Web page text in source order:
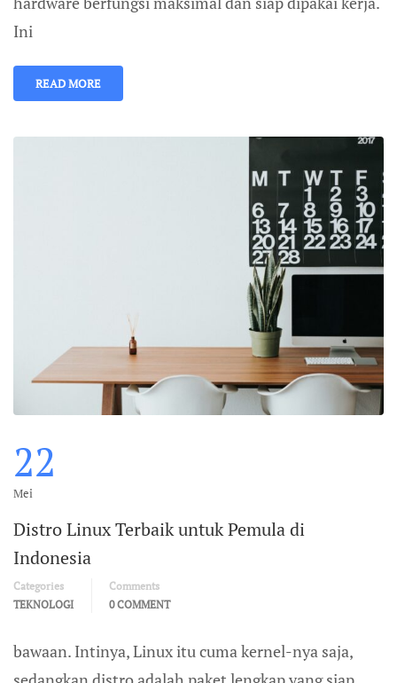
Ini
READ MORE
22
Mei
Distro Linux Terbaik untuk Pemula di
Indonesia
Categories
TEKNOLOGI
Comments
0 COMMENT
bawaan. Intinya, Linux itu cuma kernel-nya saja,